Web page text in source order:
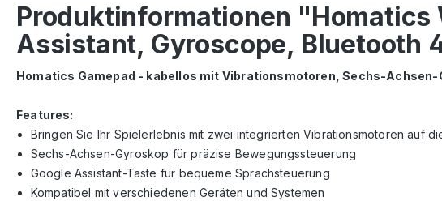
Produktinformationen "Homatics
Assistant, Gyroscope, Bluetooth
Homatics Gamepad - kabellos mit Vibrationsmotoren, Sechs-Achsen-
Features:
Bringen Sie Ihr Spielerlebnis mit zwei integrierten Vibrationsmotoren auf
Sechs-Achsen-Gyroskop für präzise Bewegungssteuerung
Google Assistant-Taste für bequeme Sprachsteuerung
Kompatibel mit verschiedenen Geräten und Systemen